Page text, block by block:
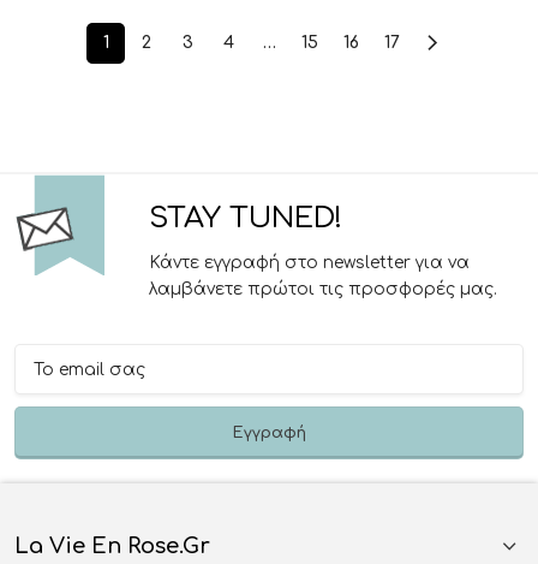
1 2 3 4 … 15 16 17
STAY TUNED!
Κάντε εγγραφή στο newsletter για να
λαμβάνετε πρώτοι τις προσφορές μας.
La Vie En Rose.gr